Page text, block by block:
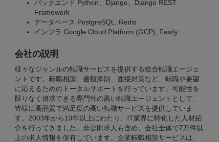
バックエンド Python、Django、Django REST
Framework
データベース PostgreSQL, Redis
インフラ Google Cloud Platform (GCP), Fastly
会社の説明
様々なジャンルの転職サービスを提供する総合転職エージェ
ントです。転職相談、書類添削、面接対策など、転職や要望
に応えるためのトータルサポートを行っています。可能性を
限りなく追求できる専門性の高い転職エージェントとして、
皆様に高品質で満足度の高い転職サービスを提供していま
す。2003年から10年以上にわたり、IT業界に特化した人材紹
介を行ってきました。非公開求人も含め、会社全体で7万件以
上の求人情報を保有しています。企業転職相談サービスは、